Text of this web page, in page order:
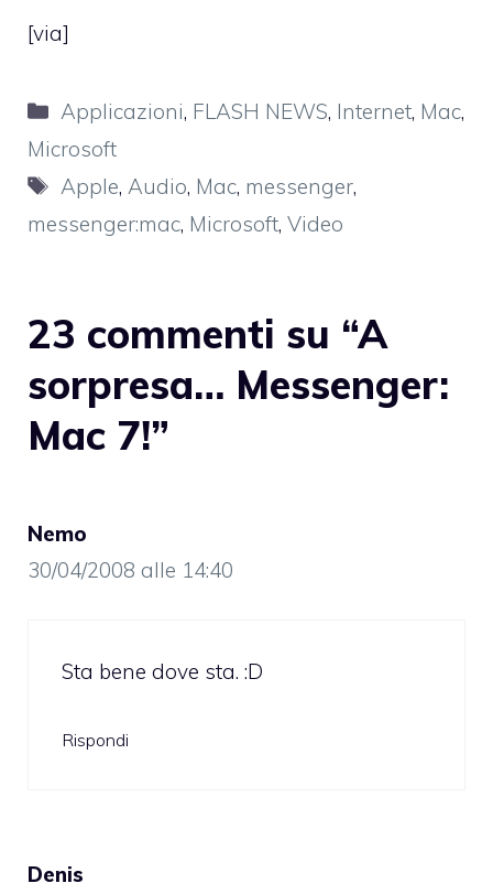
[via]
Categorie
Applicazioni, FLASH NEWS, Internet, Mac,
Microsoft
Tag
Apple, Audio, Mac, messenger,
messenger:mac, Microsoft, Video
23 commenti su “A
sorpresa… Messenger:
Mac 7!”
Nemo
30/04/2008 alle 14:40
Sta bene dove sta. :D
Rispondi
Denis